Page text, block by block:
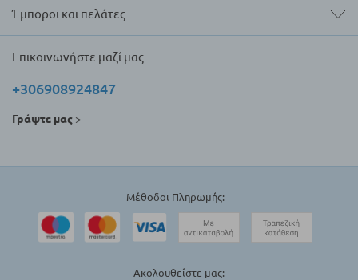
Έμποροι και πελάτες
Επικοινωνήστε μαζί μας
+306908924847
Γράψτε μας >
Μέθοδοι Πληρωμής:
Ακολουθείστε μας: